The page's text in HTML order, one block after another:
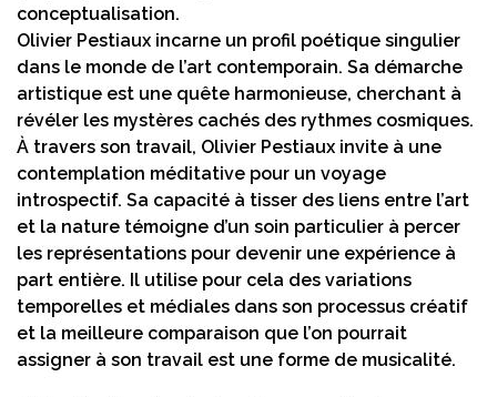
conceptualisation.
Olivier Pestiaux incarne un profil poétique singulier
dans le monde de l’art contemporain. Sa démarche
artistique est une quête harmonieuse, cherchant à
révéler les mystères cachés des rythmes cosmiques.
À travers son travail, Olivier Pestiaux invite à une
contemplation méditative pour un voyage
introspectif. Sa capacité à tisser des liens entre l’art
et la nature témoigne d’un soin particulier à percer
les représentations pour devenir une expérience à
part entière. Il utilise pour cela des variations
temporelles et médiales dans son processus créatif
et la meilleure comparaison que l’on pourrait
assigner à son travail est une forme de musicalité.